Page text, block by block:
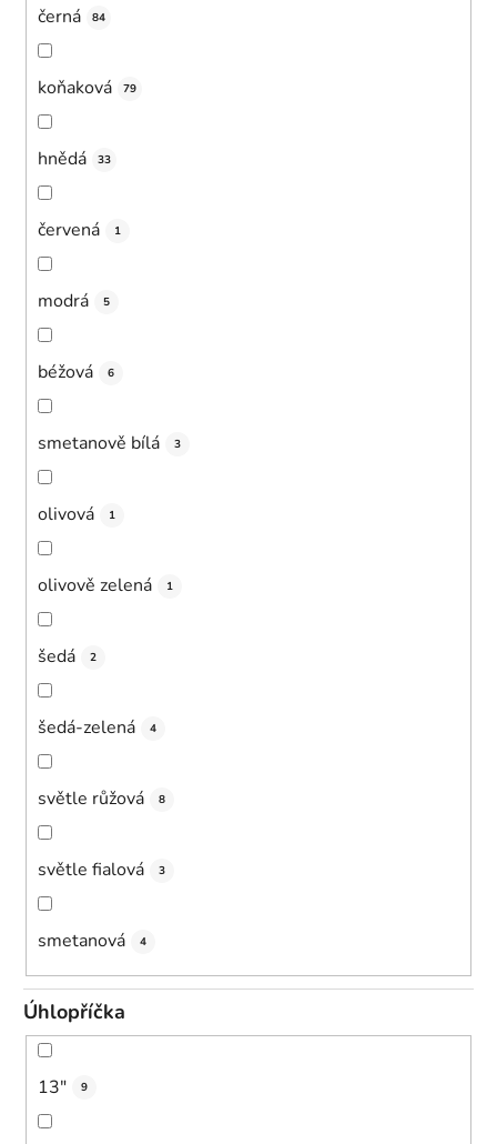
černá 84
koňaková 79
hnědá 33
červená 1
modrá 5
béžová 6
smetanově bílá 3
olivová 1
olivově zelená 1
šedá 2
šedá-zelená 4
světle růžová 8
světle fialová 3
smetanová 4
Úhlopříčka
13" 9